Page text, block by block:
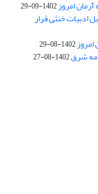
امروز1402-09-29
ادبیات خنثی قرار
امروز1402-08-29
شرق1402-08-27